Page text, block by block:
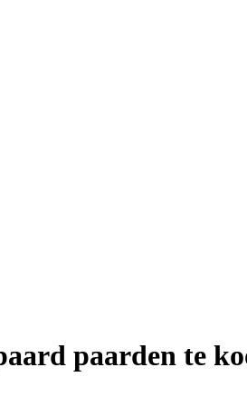
paarden te